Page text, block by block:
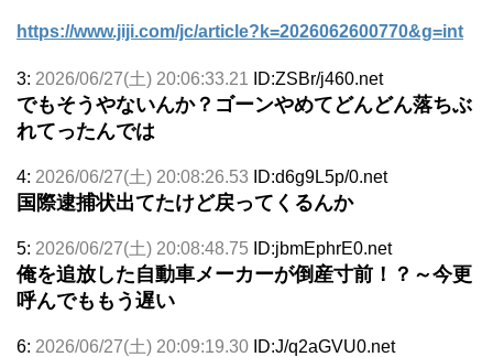
https://www.jiji.com/jc/article?k=2026062600770&g=int
3: 2026/06/27(土) 20:06:33.21 ID:ZSBr/j460.net
でもそうやないんか？ゴーンやめてどんどん落ちぶ
れてったんでは
4: 2026/06/27(土) 20:08:26.53 ID:d6g9L5p/0.net
国際逮捕状出てたけど戻ってくるんか
5: 2026/06/27(土) 20:08:48.75 ID:jbmEphrE0.net
俺を追放した自動車メーカーが倒産寸前！？～今更
呼んでももう遅い
6: 2026/06/27(土) 20:09:19.30 ID:J/q2aGVU0.net